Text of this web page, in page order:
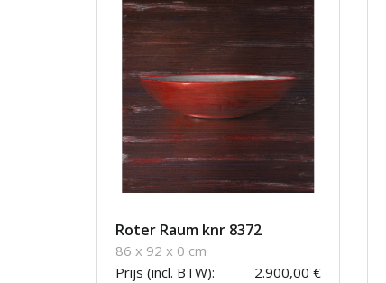
Roter Raum knr 8372
86 x 92 x 0 cm
Prijs (incl. BTW):
2.900,00 €